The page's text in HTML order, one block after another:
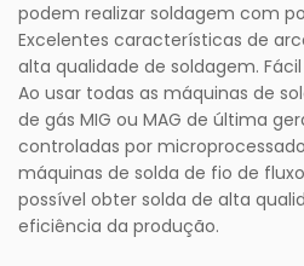
podem realizar soldagem com
Excelentes características de
alta qualidade de soldagem.
Ao usar todas as máquinas de
de gás MIG ou MAG de última
controladas por
máquinas de solda de fio de
possível obter solda de alta
eficiência da produção.